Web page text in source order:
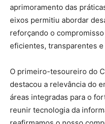
aprimoramento das
eixos permitiu abordar
reforçando o
eficientes, transparentes
O primeiro-tesoureiro do
destacou a relevância do
áreas integradas para o
reunir tecnologia da